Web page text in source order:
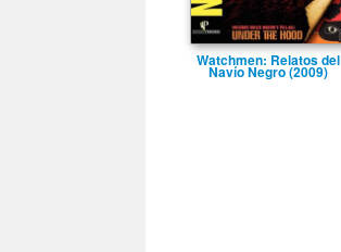
Watchmen: Relatos del
Naví­o Negro (2009)